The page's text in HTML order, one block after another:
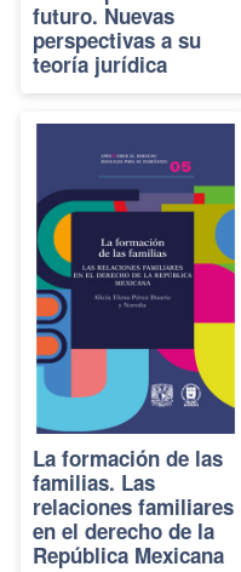
futuro. Nuevas
perspectivas a su
teoría jurídica
La formación de las
familias. Las
relaciones familiares
en el derecho de la
República Mexicana